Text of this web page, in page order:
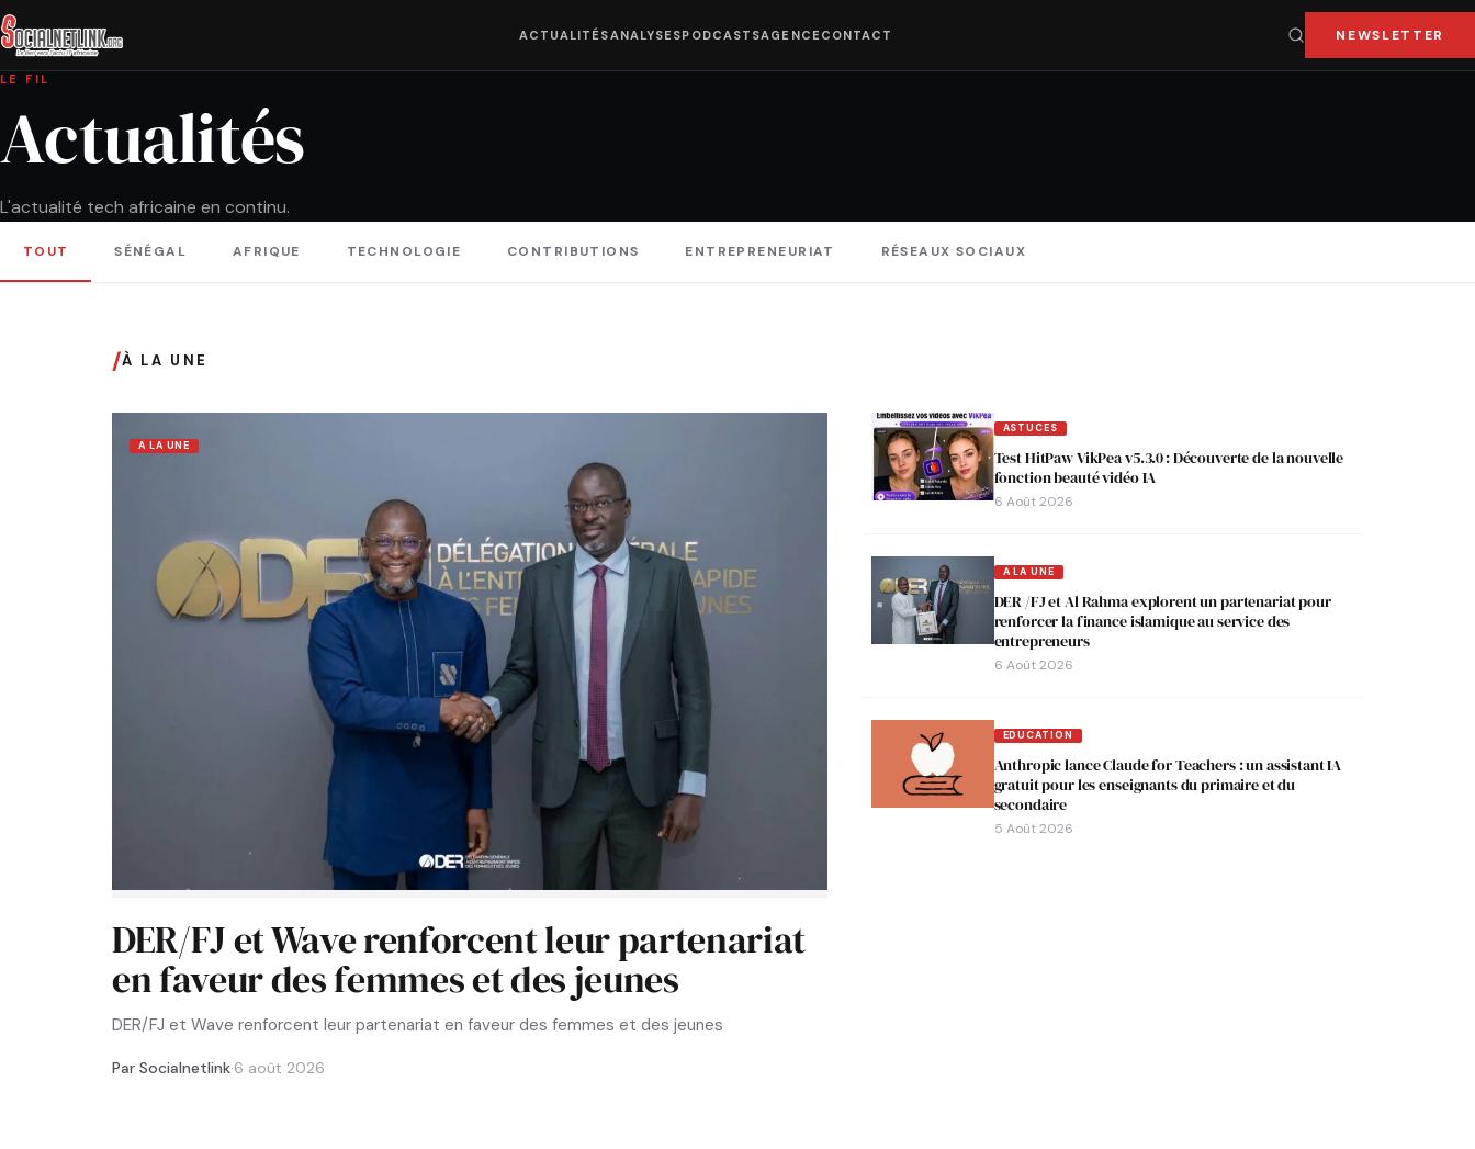
ACTUALITÉSANALYSESPODCASTSAGENCE CONTACT NEWSLETTER
LE FIL
Actualités
L'actualité tech africaine en continu.
TOUT SÉNÉGAL AFRIQUE TECHNOLOGIE CONTRIBUTIONS ENTREPRENEURIAT RÉSEAUX SOCIAUX
/À LA UNE
A LA UNE
DER/FJ et Wave renforcent leur partenariat
en faveur des femmes et des jeunes
DER/FJ et Wave renforcent leur partenariat en faveur des femmes et des jeunes
Par Socialnetlink·6 août 2026
ASTUCES
Test HitPaw VikPea v5.3.0 : Découverte de la nouvelle
fonction beauté vidéo IA
6 Août 2026
A LA UNE
DER /FJ et Al Rahma explorent un partenariat pour
renforcer la finance islamique au service des
entrepreneurs
6 Août 2026
EDUCATION
Anthropic lance Claude for Teachers : un assistant IA
gratuit pour les enseignants du primaire et du
secondaire
5 Août 2026